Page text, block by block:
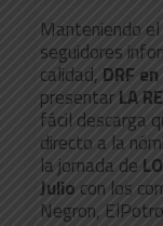
Manteniendo
seguidores
calidad, DRF
presentarLA
fácil descarga
directo a la
la jornada de
Julio con los
Negron,